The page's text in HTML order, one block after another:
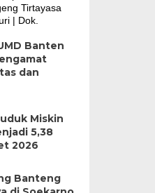
Banten
dan
Miskin
5,38
2026
Banteng